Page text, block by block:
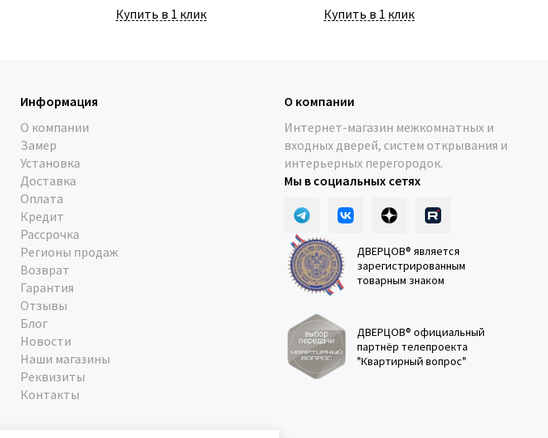
Купить в 1 клик Купить в 1 клик
Информация
О компании
Замер
Установка
Доставка
Оплата
Кредит
Рассрочка
Регионы продаж
Возврат
Гарантия
Отзывы
Блог
Новости
Наши магазины
Реквизиты
Контакты
О компании
Интернет-магазин межкомнатных и
входных дверей, систем открывания и
интерьерных перегородок.
Мы в социальных сетях
ДВЕРЦОВ® является
зарегистрированным
товарным знаком
ДВЕРЦОВ® официальный
партнёр телепроекта
"Квартирный вопрос"